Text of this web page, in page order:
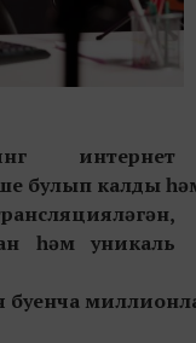
интернет
булып калды
,
һәм
уникаль
буенча